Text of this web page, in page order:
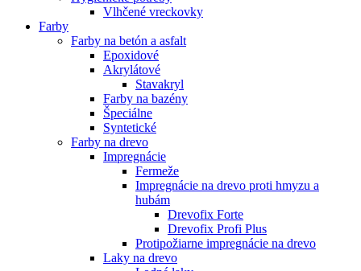
Vlhčené vreckovky
Farby
Farby na betón a asfalt
Epoxidové
Akrylátové
Stavakryl
Farby na bazény
Špeciálne
Syntetické
Farby na drevo
Impregnácie
Fermeže
Impregnácie na drevo proti hmyzu a
hubám
Drevofix Forte
Drevofix Profi Plus
Protipožiarne impregnácie na drevo
Laky na drevo